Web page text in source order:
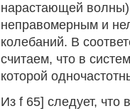
нарастающей
неправомерным и
колебаний. В
считаем, что в
которой
Из f 65] следует, что